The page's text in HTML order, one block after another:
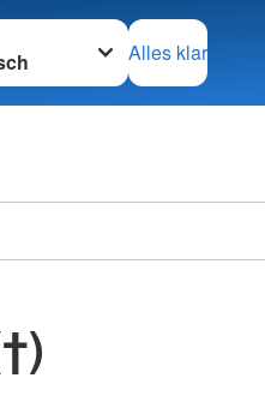
wechseln zu
Alles klar